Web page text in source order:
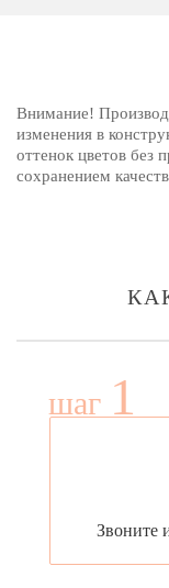
Внимание!
изменения в
оттенок цветов без
сохранением
шаг 1
Звоните